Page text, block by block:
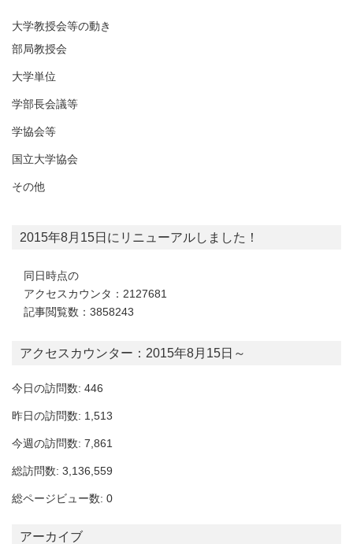
大学教授会等の動き
部局教授会
大学単位
学部長会議等
学協会等
国立大学協会
その他
2015年8月15日にリニューアルしました！
同日時点の
アクセスカウンタ：2127681
記事閲覧数：3858243
アクセスカウンター：2015年8月15日～
今日の訪問数: 446
昨日の訪問数: 1,513
今週の訪問数: 7,861
総訪問数: 3,136,559
総ページビュー数: 0
アーカイブ